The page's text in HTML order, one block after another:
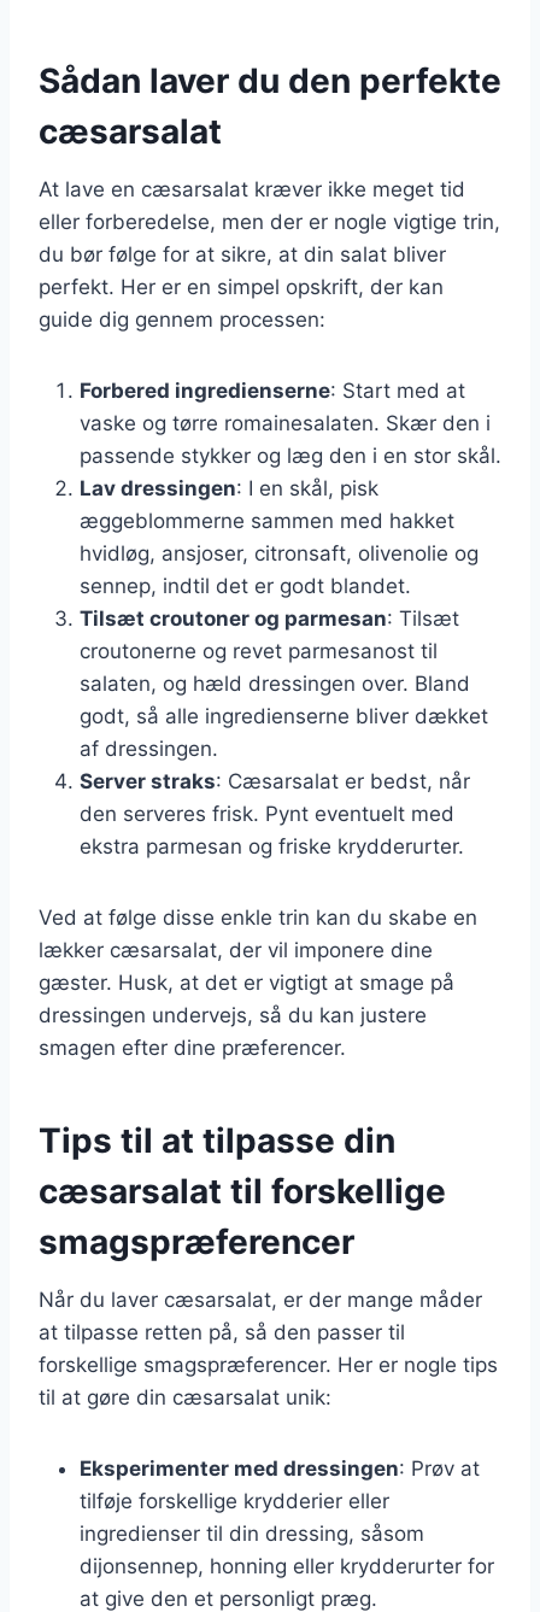
Sådan laver du den perfekte
cæsarsalat
At lave en cæsarsalat kræver ikke meget tid
eller forberedelse, men der er nogle vigtige trin,
du bør følge for at sikre, at din salat bliver
perfekt. Her er en simpel opskrift, der kan
guide dig gennem processen:
Forbered ingredienserne: Start med at
vaske og tørre romainesalaten. Skær den i
passende stykker og læg den i en stor skål.
Lav dressingen: I en skål, pisk
æggeblommerne sammen med hakket
hvidløg, ansjoser, citronsaft, olivenolie og
sennep, indtil det er godt blandet.
Tilsæt croutoner og parmesan: Tilsæt
croutonerne og revet parmesanost til
salaten, og hæld dressingen over. Bland
godt, så alle ingredienserne bliver dækket
af dressingen.
Server straks: Cæsarsalat er bedst, når
den serveres frisk. Pynt eventuelt med
ekstra parmesan og friske krydderurter.
Ved at følge disse enkle trin kan du skabe en
lækker cæsarsalat, der vil imponere dine
gæster. Husk, at det er vigtigt at smage på
dressingen undervejs, så du kan justere
smagen efter dine præferencer.
Tips til at tilpasse din
cæsarsalat til forskellige
smagspræferencer
Når du laver cæsarsalat, er der mange måder
at tilpasse retten på, så den passer til
forskellige smagspræferencer. Her er nogle tips
til at gøre din cæsarsalat unik:
Eksperimenter med dressingen: Prøv at
tilføje forskellige krydderier eller
ingredienser til din dressing, såsom
dijonsennep, honning eller krydderurter for
at give den et personligt præg.